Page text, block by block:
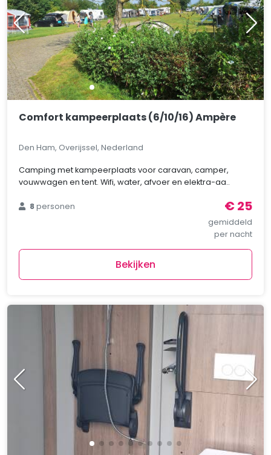
Comfort kampeerplaats (6/10/16) Ampère
Den Ham, Overijssel, Nederland
Camping met kampeerplaats voor caravan, camper,
vouwwagen en tent. Wifi, water, afvoer en elektra-aa..
8personen € 25
gemiddeld
per nacht
Bekijken